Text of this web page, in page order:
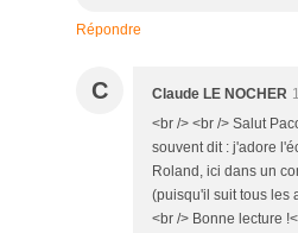
Répondre
C Claude LE NOCHER
<br /> <br /> Salut
souvent dit : j'adore
Roland, ici dans un
(puisqu'il suit tous les
<br /> Bonne lecture